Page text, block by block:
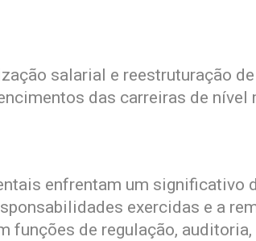
salarial e reestruturação
das carreiras de nível
enfrentam um significativo
exercidas e a
funções de regulação,